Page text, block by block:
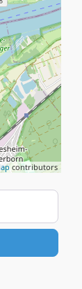
contributors